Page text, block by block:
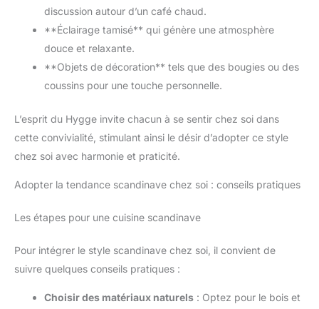
discussion autour d’un café chaud.
**Éclairage tamisé** qui génère une atmosphère
douce et relaxante.
**Objets de décoration** tels que des bougies ou des
coussins pour une touche personnelle.
L’esprit du Hygge invite chacun à se sentir chez soi dans
cette convivialité, stimulant ainsi le désir d’adopter ce style
chez soi avec harmonie et praticité.
Adopter la tendance scandinave chez soi : conseils pratiques
Les étapes pour une cuisine scandinave
Pour intégrer le style scandinave chez soi, il convient de
suivre quelques conseils pratiques :
Choisir des matériaux naturels : Optez pour le bois et